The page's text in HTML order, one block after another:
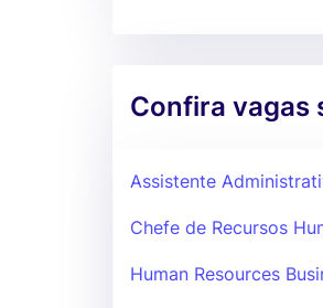
Confira vagas
Assistente
Chefe de Recursos
Human Resources